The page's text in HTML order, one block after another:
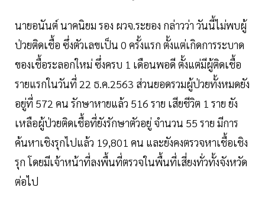
นายอนันต์ นาคนิยม รอง ผวจ.ระยอง กล่าวว่า วันนี้ไม่พบผู้
ป่วยติดเชื้อ ซึ่งตัวเลขเป็น 0 ครั้งแรก ตั้งแต่เกิดการระบาด
ของเชื้อระลอกใหม่ ซึ่งครบ 1 เดือนพอดี ตั้งแต่มีผู้ติดเชื้อ
รายแรกในวันที่ 22 ธ.ค.2563 ส่วนยอดรวมผู้ป่วยทั้งหมดยัง
อยู่ที่ 572 คน รักษาหายแล้ว 516 ราย เสียชีวิต 1 ราย ยัง
เหลือผู้ป่วยติดเชื้อที่ยังรักษาตัวอยู่ จำนวน 55 ราย มีการ
ค้นหาเชิงรุกไปแล้ว 19,801 คน และยังคงตรวจหาเชื้อเชิง
รุก โดยมีเจ้าหน้าที่ลงพื้นที่ตรวจในพื้นที่เสี่ยงทั่วทั้งจังหวัด
ต่อไป